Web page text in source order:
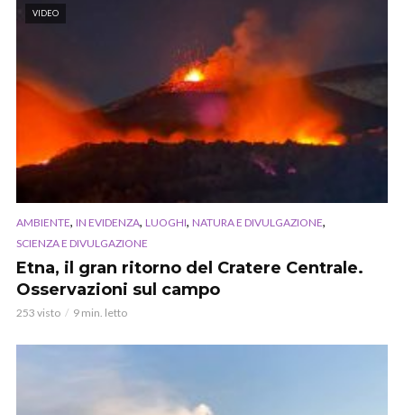
VIDEO
AMBIENTE, IN EVIDENZA, LUOGHI, NATURA E DIVULGAZIONE,
SCIENZA E DIVULGAZIONE
Etna, il gran ritorno del Cratere Centrale.
Osservazioni sul campo
253 visto 9 min. letto